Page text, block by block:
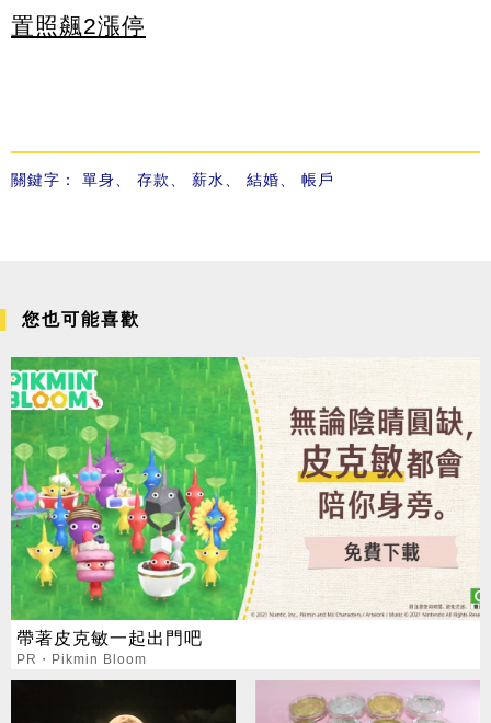
置照飆2漲停
關鍵字： 單身、 存款、 薪水、 結婚、 帳戶
您也可能喜歡
帶著皮克敏一起出門吧
PR・Pikmin Bloom